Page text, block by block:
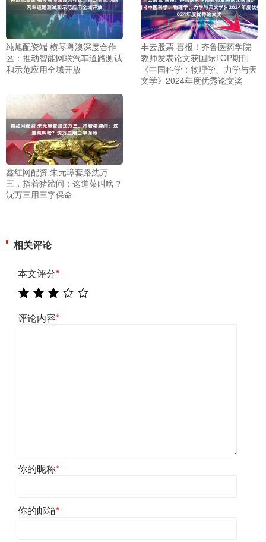
纯旭配资端 横琴粤澳深度合作
区：推动智能网联汽车道路测试
和示范应用全域开放
丰云股票 喜报！齐鲁医药学院
教师发表论文获国际TOP期刊
《中国科学：物理学、力学与天
文学》2024年度优秀论文奖
鑫红网配资 朱元璋套路沈万
三，指着猪蹄问：这道菜叫啥？
沈万三用三字保命
相关评论
本文评分*
评论内容*
你的昵称*
你的邮箱*